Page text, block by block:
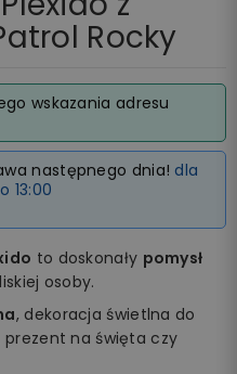
Rocky
wskazania adresu
następnego dnia! dla
13:00
to doskonały pomysł
osoby.
, dekoracja świetlna do
prezent na święta czy